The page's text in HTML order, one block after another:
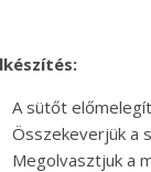
A sütőt
Összekeverjük a
Megolvasztjuk a